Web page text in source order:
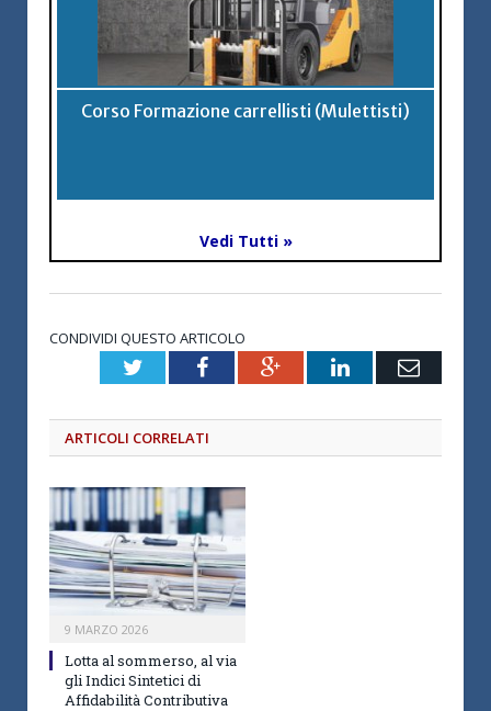
Corso Formazione carrellisti (Mulettisti)
Vedi Tutti »
CONDIVIDI QUESTO ARTICOLO
TwitterFacebookGoogle+LinkedInEmail
ARTICOLI CORRELATI
9 MARZO 2026
Lotta al sommerso, al via
gli Indici Sintetici di
Affidabilità Contributiva